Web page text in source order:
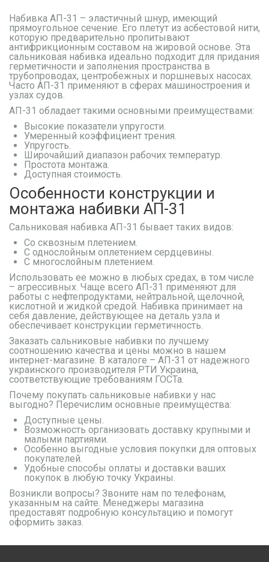
Набивка АП-31 – эластичный шнур, имеющий
прямоугольное сечение. Его плетут из асбестовой нити,
которую предварительно пропитывают
антифрикционным составом на жировой основе. Эта
сальниковая набивка идеально подходит для придания
герметичности и заполнения пространства в
трубопроводах, центробежных и поршневых насосах.
Часто АП-31 применяют в сферах машиностроения и
узлах судов.
АП-31 обладает такими основными преимуществами:
Высокие показатели упругости.
Умеренный коэффициент трения.
Упругость.
Широчайший диапазон рабочих температур.
Простота монтажа.
Доступная стоимость.
Особенности конструкции и
монтажа набивки АП-31
Сальниковая набивка АП-31 бывает таких видов:
Со сквозным плетением.
С однослойным оплетением сердцевины.
С многослойным плетением.
Использовать ее можно в любых средах, в том числе
– агрессивных. Чаще всего АП-31 применяют для
работы с нефтепродуктами, нейтральной, щелочной,
кислотной и жидкой средой. Набивка принимает на
себя давление, действующее на деталь узла и
обеспечивает конструкции герметичность.
Заказать сальниковые набивки по лучшему
соотношению качества и цены можно в нашем
интернет-магазине. В каталоге – АП-31 от надежного
украинского производителя РТИ Украина,
соответствующие требованиям ГОСТа.
Почему покупать сальниковые набивки у нас
выгодно? Перечислим основные преимущества:
Доступные цены.
Возможность организовать доставку крупными и
малыми партиями.
Особенно выгодные условия покупки для оптовых
покупателей.
Удобные способы оплаты и доставки ваших
покупок в любую точку Украины.
Возникли вопросы? Звоните нам по телефонам,
указанным на сайте. Менеджеры магазина
предоставят подробную консультацию и помогут
оформить заказ.